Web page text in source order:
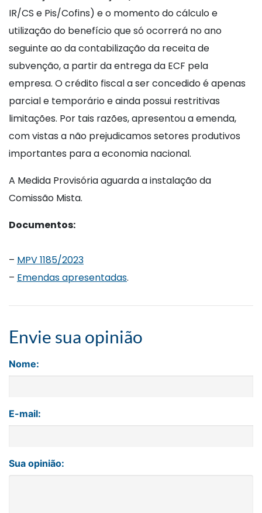
IR/CS e Pis/Cofins) e o momento do cálculo e
utilização do benefício que só ocorrerá no ano
seguinte ao da contabilização da receita de
subvenção, a partir da entrega da ECF pela
empresa. O crédito fiscal a ser concedido é apenas
parcial e temporário e ainda possui restritivas
limitações. Por tais razões, apresentou a emenda,
com vistas a não prejudicamos setores produtivos
importantes para a economia nacional.
A Medida Provisória aguarda a instalação da
Comissão Mista.
Documentos:
– MPV 1185/2023
– Emendas apresentadas.
Envie sua opinião
Nome:
E-mail:
Sua opinião: